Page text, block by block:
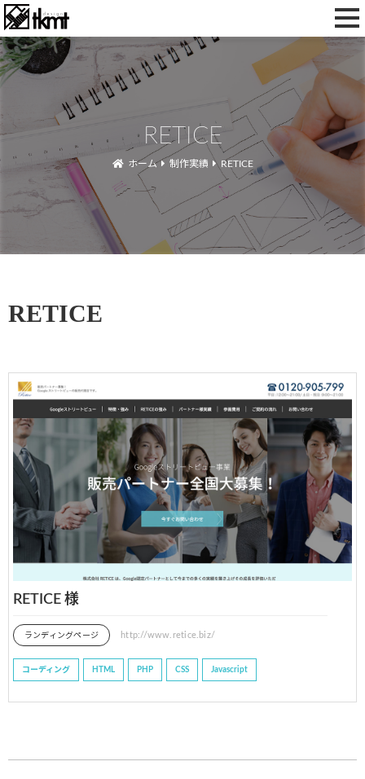
RETICE
ホーム 制作実績 RETICE
RETICE
RETICE 様
ランディングページ http://www.retice.biz/
コーディング HTML PHP CSS Javascript